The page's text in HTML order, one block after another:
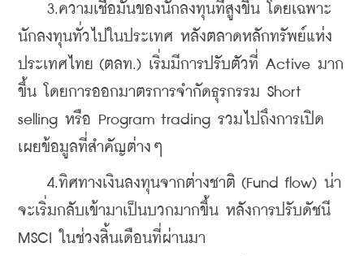
3.ความเชื่อมั่นของนักลงทุนที่สูงขึ้น โดยเฉพาะ
นักลงทุนทั่วไปในประเทศ หลังตลาดหลักทรัพย์แห่ง
ประเทศไทย (ตลท.) เริ่มมีการปรับตัวที่ Active มาก
ขึ้น โดยการออกมาตรการจำกัดธุรกรรม Short
selling หรือ Program trading รวมไปถึงการเปิด
เผยข้อมูลที่สำคัญต่างๆ
4.ทิศทางเงินลงทุนจากต่างชาติ (Fund flow) น่า
จะเริ่มกลับเข้ามาเป็นบวกมากขึ้น หลังการปรับดัชนี
MSCI ในช่วงสิ้นเดือนที่ผ่านมา